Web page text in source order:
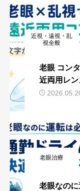
近視・遠視・乱
視全般
老眼 コン
近両用レ
老眼治療
老眼なの